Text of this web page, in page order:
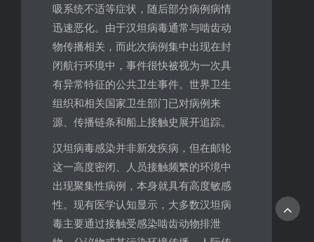
吸系统不适等症状，随后部分病例病情
迅速恶化。由于汉坦病毒通常与啮齿动
物传播相关，而此次病例集中出现在封
闭航行环境中，事件很快被视为一次具
有异常特征的公共卫生事件。世界卫生
组织和相关国家卫生部门已对病例来
源、传播链条和船上接触史展开追踪。
汉坦病毒感染并非新发疾病，但在邮轮
这一高度密闭、人员接触频繁的环境中
出现聚集性病例，本身就具有高度敏感
性。现有医学认知显示，大多数汉坦病
毒主要通过接触受感染啮齿动物排泄